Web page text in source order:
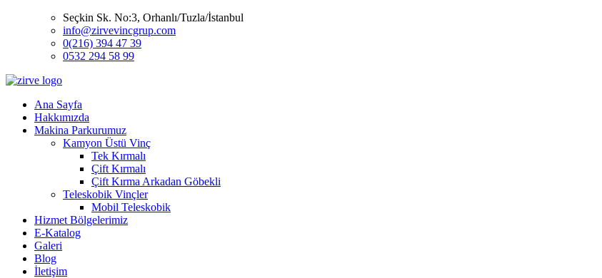
Seçkin Sk. No:3, Orhanlı/Tuzla/İstanbul
info@zirvevincgrup.com
0(216) 394 47 39
0532 294 58 99
Ana Sayfa
Hakkımızda
Makina Parkurumuz
Kamyon Üstü Vinç
Tek Kırmalı
Çift Kırmalı
Çift Kırma Arkadan Göbekli
Teleskobik Vinçler
Mobil Teleskobik
Hizmet Bölgelerimiz
E-Katalog
Galeri
Blog
İletişim